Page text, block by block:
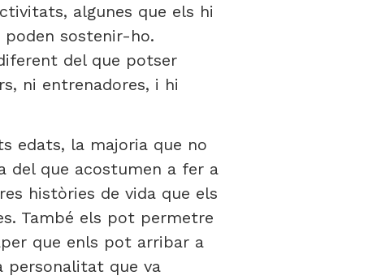
algunes que els hi
poden sostenir-ho.
del que potser
ni entrenadores, i hi
edats, la majoria que no
del que acostumen a fer a
històries de vida que els
També els pot permetre
que enls pot arribar a
personalitat que va